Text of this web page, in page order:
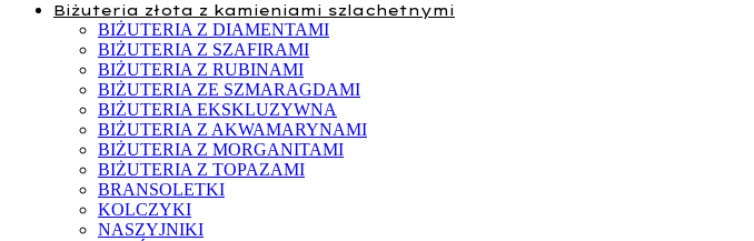
Biżuteria złota z kamieniami szlachetnymi
BIŻUTERIA Z DIAMENTAMI
BIŻUTERIA Z SZAFIRAMI
BIŻUTERIA Z RUBINAMI
BIŻUTERIA ZE SZMARAGDAMI
BIŻUTERIA EKSKLUZYWNA
BIŻUTERIA Z AKWAMARYNAMI
BIŻUTERIA Z MORGANITAMI
BIŻUTERIA Z TOPAZAMI
BRANSOLETKI
KOLCZYKI
NASZYJNIKI